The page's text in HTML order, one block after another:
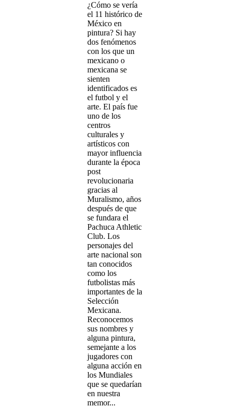
¿Cómo se vería
el 11 histórico de
México en
pintura? Si hay
dos fenómenos
con los que un
mexicano o
mexicana se
sienten
identificados es
el futbol y el
arte. El país fue
uno de los
centros
culturales y
artísticos con
mayor influencia
durante la época
post
revolucionaria
gracias al
Muralismo, años
después de que
se fundara el
Pachuca Athletic
Club. Los
personajes del
arte nacional son
tan conocidos
como los
futbolistas más
importantes de la
Selección
Mexicana.
Reconocemos
sus nombres y
alguna pintura,
semejante a los
jugadores con
alguna acción en
los Mundiales
que se quedarían
en nuestra
memor...